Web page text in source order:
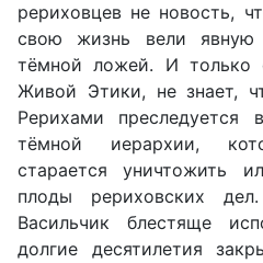
рериховцев не новость,
свою жизнь вели
тёмной ложей. И только
Живой Этики, не знает,
Рерихами преследуется
тёмной иерархии,
старается уничтожить
плоды рериховских
Васильчик блестяще
долгие десятилетия